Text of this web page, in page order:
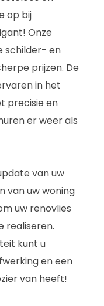
op bij
Onze
schilder- en
prijzen. De
in het
precisie en
er weer als
van uw
van uw woning
uw renovlies
realiseren.
kunt u
en een
van heeft!